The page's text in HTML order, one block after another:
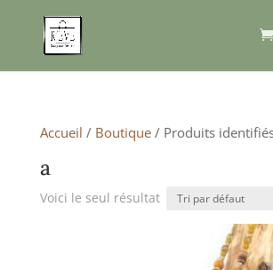
Accueil / Boutique/ Produits identifiés
a
Voici le seul résultat